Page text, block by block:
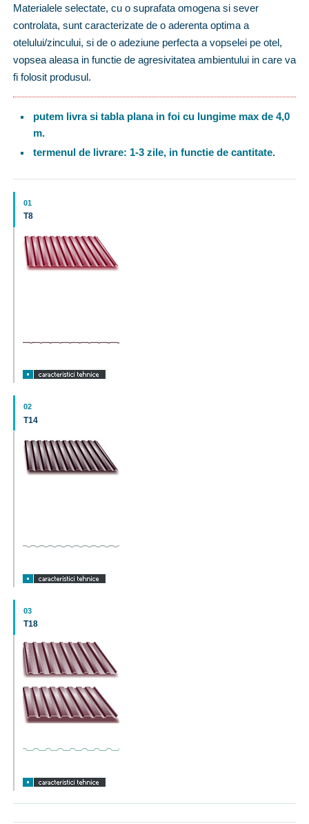
Materialele selectate, cu o suprafata omogena si sever
controlata, sunt caracterizate de o aderenta optima a
otelului/zincului, si de o adeziune perfecta a vopselei pe otel,
vopsea aleasa in functie de agresivitatea ambientului in care va
fi folosit produsul.
putem livra si tabla plana in foi cu lungime max de 4,0
m.
termenul de livrare: 1-3 zile, in functie de cantitate.
01
T8
02
T14
03
T18